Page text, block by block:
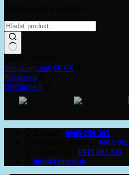
Shopping cart0,00 € 0
Prihlásenie
Obľúbené 0
0905 259 303
0915
0918 883 339
info@fabersl.sk